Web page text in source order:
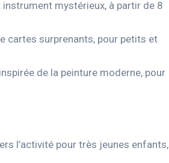
mystérieux, à partir de 8
cartes surprenants, pour petits et
de la peinture moderne, pour
l’activité pour très jeunes enfants,